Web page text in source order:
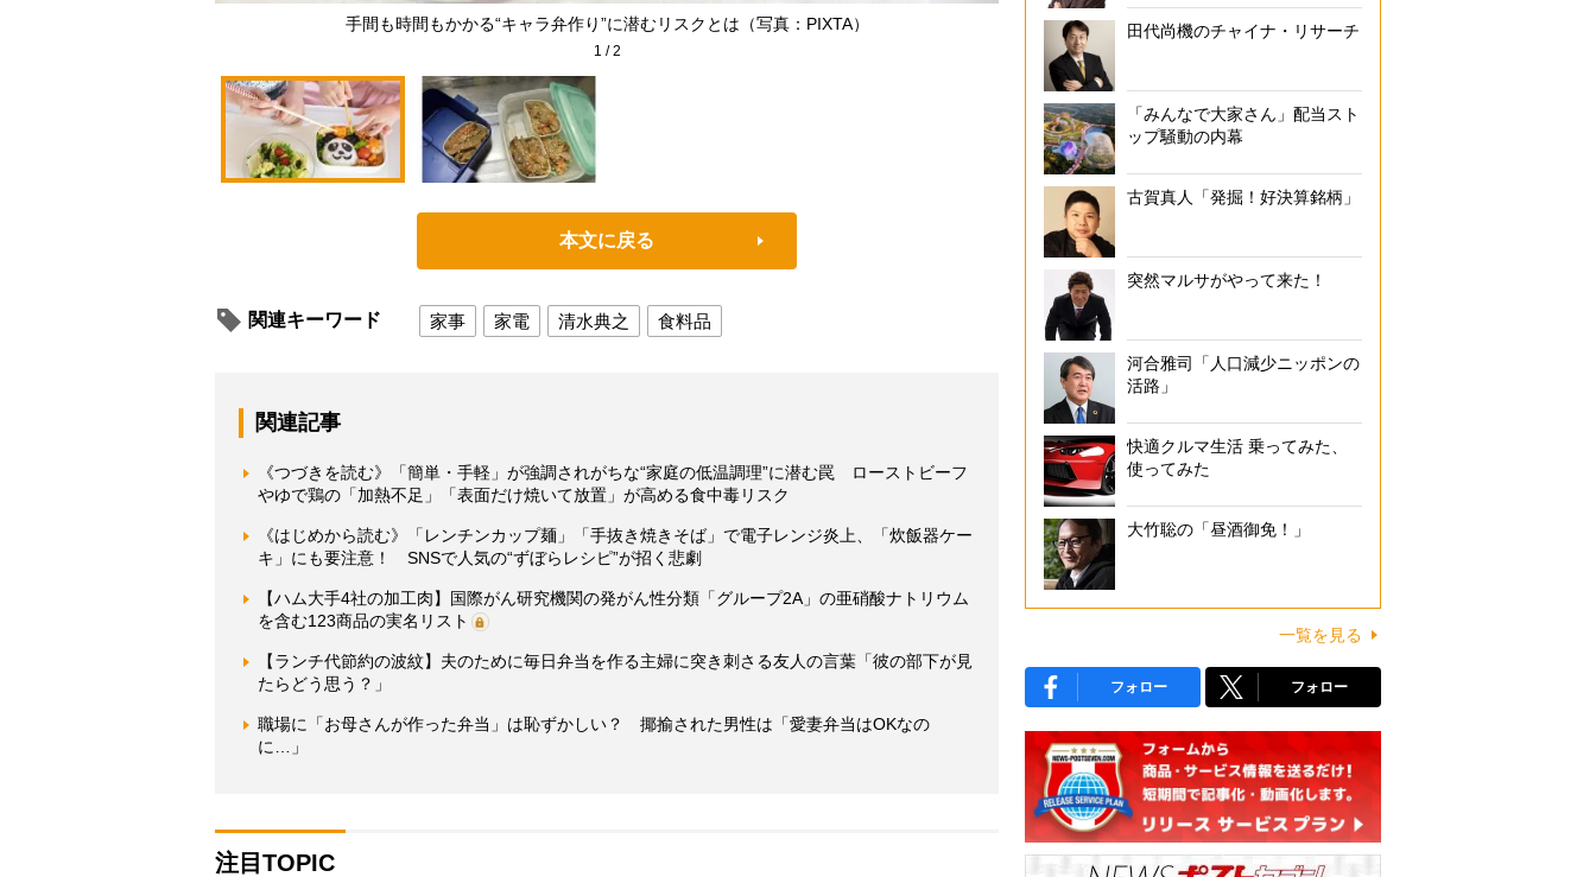
手間も時間もかかる“キャラ弁作り”に潜むリスクとは（写真：PIXTA） 家庭で作り置いたおかずを冷凍して弁当に使うケースは多いが…
1 /2
本文に戻る
関連キーワード 家事 家電 清水典之 食料品
関連記事
《つづきを読む》「簡単・手軽」が強調されがちな“家庭の低温調理”に潜む罠 ローストビーフ
やゆで鶏の「加熱不足」「表面だけ焼いて放置」が高める食中毒リスク
《はじめから読む》「レンチンカップ麺」「手抜き焼きそば」で電子レンジ炎上、「炊飯器ケー
キ」にも要注意！ SNSで人気の“ずぼらレシピ”が招く悲劇
【ハム大手4社の加工肉】国際がん研究機関の発がん性分類「グループ2A」の亜硝酸ナトリウム
を含む123商品の実名リスト
【ランチ代節約の波紋】夫のために毎日弁当を作る主婦に突き刺さる友人の言葉「彼の部下が見
たらどう思う？」
職場に「お母さんが作った弁当」は恥ずかしい？ 揶揄された男性は「愛妻弁当はOKなの
に…」
注目TOPIC
田代尚機のチャイナ・リサーチ
「みんなで大家さん」配当スト
ップ騒動の内幕
古賀真人「発掘！好決算銘柄」
突然マルサがやって来た！
河合雅司「人口減少ニッポンの
活路」
快適クルマ生活 乗ってみた、
使ってみた
大竹聡の「昼酒御免！」
一覧を見る
フォロー フォロー